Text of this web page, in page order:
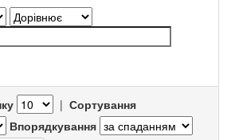
| Сортування
Впорядкування